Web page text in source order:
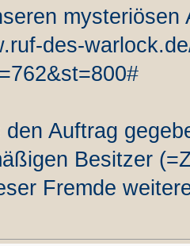
mysteriösen
des-
den Auftrag
Besitzer
Fremde